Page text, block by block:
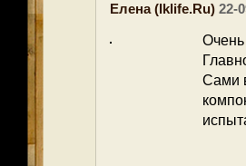
Елена (iklife.ru) 22-
Сами